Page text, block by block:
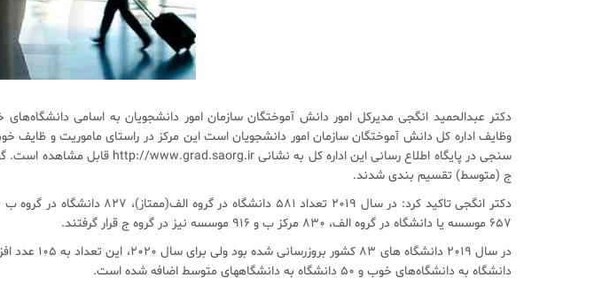
دکتر عبدالحمید انگجی مدیرکل امور دانش آموختگان سازمان امور دانشجویان به اسامی
ج (متوسط) تقسیم بندی شدند.
657 موسسه یا دانشگاه در گروه الف،‌ 830 مرکز ب و 916 موسسه نیز در گروه ج قرار گرفتند.
دانشگاه به دانشگاه‌های خوب و 50 دانشگاه به دانشگاههای متوسط اضافه شده است.